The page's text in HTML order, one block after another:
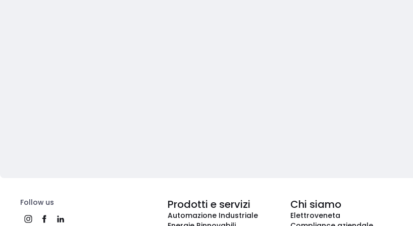
Follow us Prodotti e servizi
Automazione Industriale
Chi siamo
Elettroveneta